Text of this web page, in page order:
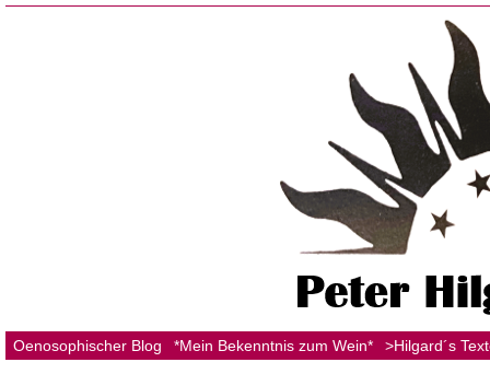
Oenosophischer Blog *Mein Bekenntnis zum Wein* >Hilgard´s